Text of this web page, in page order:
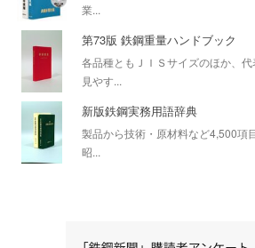
業...
第73版 鉄鋼重量ハンドブック
各品種ともＪＩＳサイズのほか、
見やす...
新版鉄鋼実務用語辞典
製品から技術・原材料など4,500項
昭...